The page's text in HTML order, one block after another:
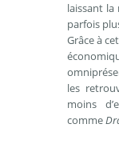
laissant la
parfois
Grâce à
les
moins
comme